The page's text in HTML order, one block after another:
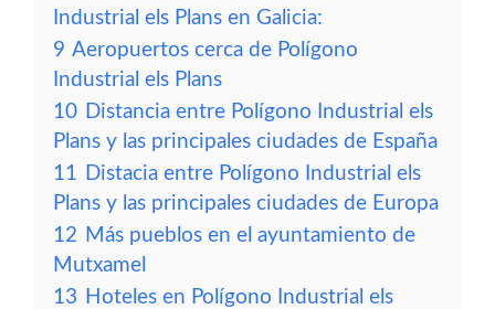
Industrial els Plans en Galicia:
9 Aeropuertos cerca de Polígono
Industrial els Plans
10 Distancia entre Polígono Industrial els
Plans y las principales ciudades de España
11 Distacia entre Polígono Industrial els
Plans y las principales ciudades de Europa
12 Más pueblos en el ayuntamiento de
Mutxamel
13 Hoteles en Polígono Industrial els